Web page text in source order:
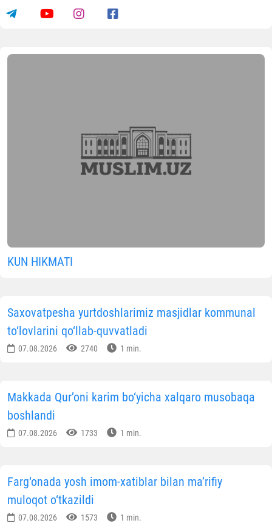
KUN HIKMATI
Saxovatpesha yurtdoshlarimiz masjidlar kommunal
to‘lovlarini qo‘llab-quvvatladi
07.08.2026 2740 1 min.
Makkada Qur’oni karim bo‘yicha xalqaro musobaqa
boshlandi
07.08.2026 1733 1 min.
Farg‘onada yosh imom-xatiblar bilan ma’rifiy
muloqot o‘tkazildi
07.08.2026 1573 1 min.